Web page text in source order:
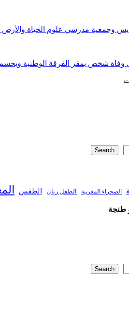
وجمعية مدرسي علوم الحياة والأرض
وفاة شخص بمقر الفرقة الوطنية
Search
الصحراء المغربية الطفل ريان الطقس
طنجة
Search